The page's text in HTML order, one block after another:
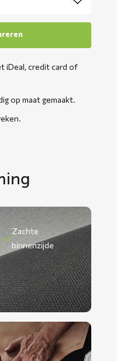
iDeal, credit card of
op maat gemaakt.
Zachte
binnenzijde